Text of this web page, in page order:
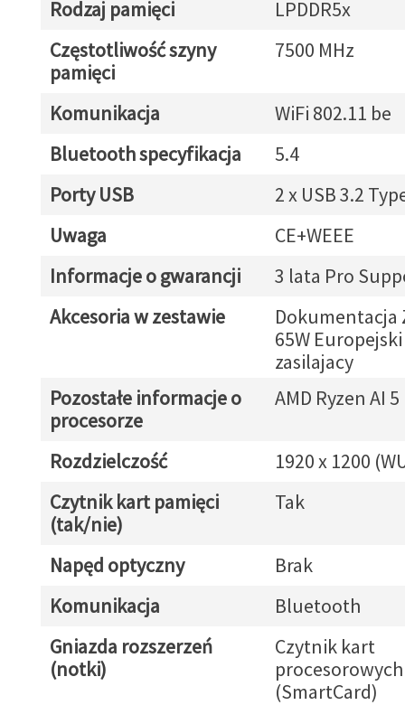
Rodzaj pamięci
LPDDR5x
Częstotliwość szyny
pamięci
7500 MHz
Komunikacja
WiFi 802.11 be
Bluetooth specyfikacja
5.4
Porty USB
2 x USB 3.2
Uwaga
CE+WEEE
Informacje o gwarancji
3 lata Pro
Akcesoria w zestawie
Dokumentacja
65W
zasilajacy
Pozostałe informacje o
procesorze
AMD Ryzen AI 5
Rozdzielczość
1920 x 1200
Czytnik kart pamięci
(tak/nie)
Tak
Napęd optyczny
Brak
Komunikacja
Bluetooth
Gniazda rozszerzeń
(notki)
Czytnik kart
procesorowych
(SmartCard)